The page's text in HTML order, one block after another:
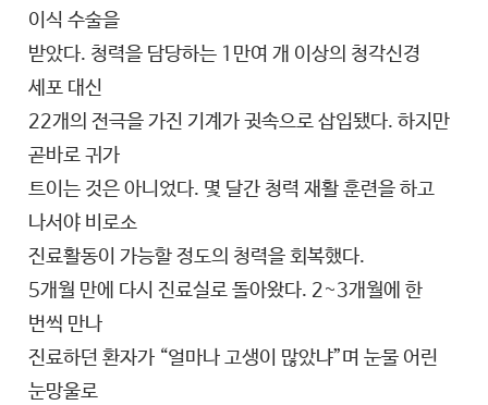
이식 수술을
받았다. 청력을 담당하는 1만여 개 이상의 청각신경
세포 대신
22개의 전극을 가진 기계가 귓속으로 삽입됐다. 하지만
곧바로 귀가
트이는 것은 아니었다. 몇 달간 청력 재활 훈련을 하고
나서야 비로소
진료활동이 가능할 정도의 청력을 회복했다.
5개월 만에 다시 진료실로 돌아왔다. 2~3개월에 한
번씩 만나
진료하던 환자가 “얼마나 고생이 많았냐”며 눈물 어린
눈망울로